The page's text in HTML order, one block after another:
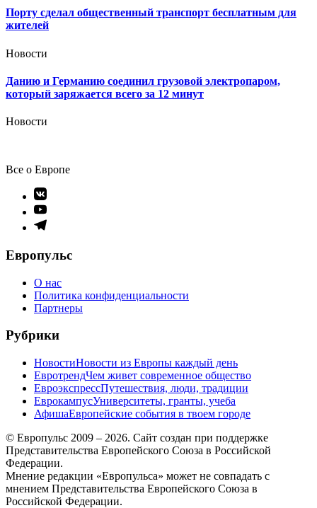
Порту сделал общественный транспорт бесплатным для
жителей
Новости
Данию и Германию соединил грузовой электропаром,
который заряжается всего за 12 минут
Новости
Все о Европе
Элемент
меню
Элемент
меню
Элемент
Европульс
О нас
Политика конфиденциальности
Партнеры
Рубрики
НовостиНовости из Европы каждый день
ЕвротрендЧем живет современное общество
ЕвроэкспрессПутешествия, люди, традиции
ЕврокампусУниверситеты, гранты, учеба
АфишаЕвропейские события в твоем городе
© Европульс 2009 – 2026. Сайт создан при поддержке
Представительства Европейского Союза в Российской
Федерации.
Мнение редакции «Европульса» может не совпадать с
мнением Представительства Европейского Союза в
Российской Федерации.